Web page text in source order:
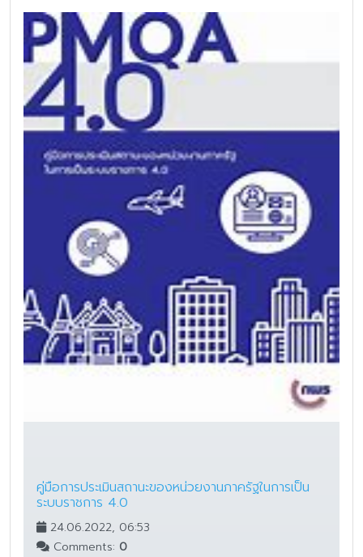
คู่มือการประเมินสถานะของหน่วยงานภาครัฐในการเป็น
ระบบราชการ 4.0
24.06.2022, 06:53
Comments: 0